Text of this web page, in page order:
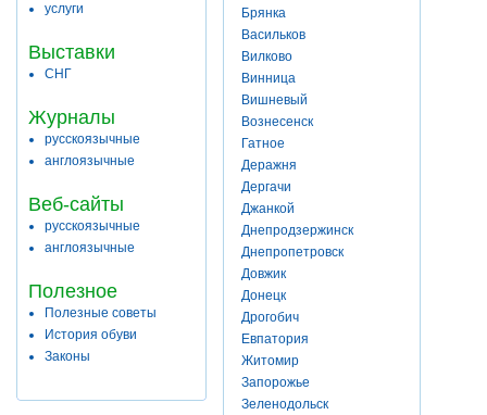
услуги
Выставки
СНГ
Журналы
русскоязычные
англоязычные
Веб-сайты
русскоязычные
англоязычные
Полезное
Полезные советы
История обуви
Законы
Брянка
Васильков
Вилково
Винница
Вишневый
Вознесенск
Гатное
Деражня
Дергачи
Джанкой
Днепродзержинск
Днепропетровск
Довжик
Донецк
Дрогобич
Евпатория
Житомир
Запорожье
Зеленодольск